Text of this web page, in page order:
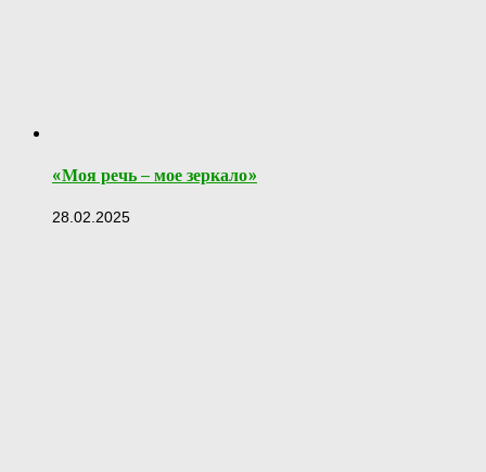
«Моя речь – мое зеркало»
28.02.2025